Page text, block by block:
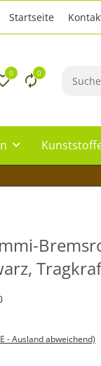
Startseite
0 0
- Ausland abweichend)